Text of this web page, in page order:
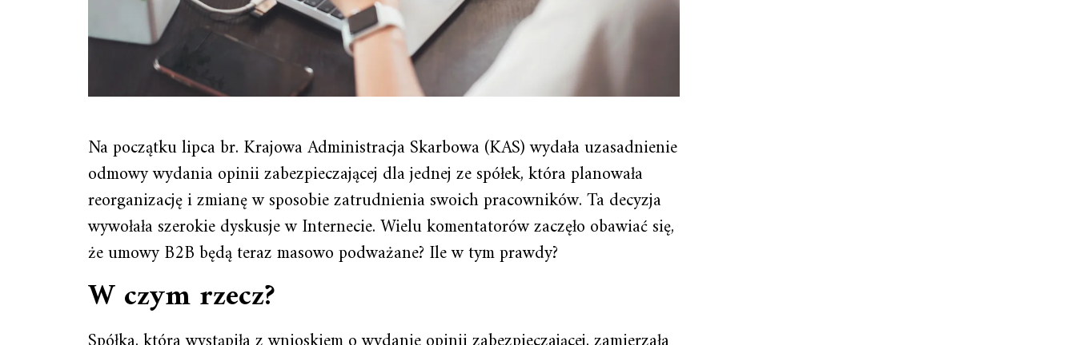
Na początku lipca br. Krajowa Administracja Skarbowa (KAS) wydała uzasadnienie
odmowy wydania opinii zabezpieczającej dla jednej ze spółek, która planowała
reorganizację i zmianę w sposobie zatrudnienia swoich pracowników. Ta decyzja
wywołała szerokie dyskusje w Internecie. Wielu komentatorów zaczęło obawiać się,
że umowy B2B będą teraz masowo podważane? Ile w tym prawdy?
W czym rzecz?